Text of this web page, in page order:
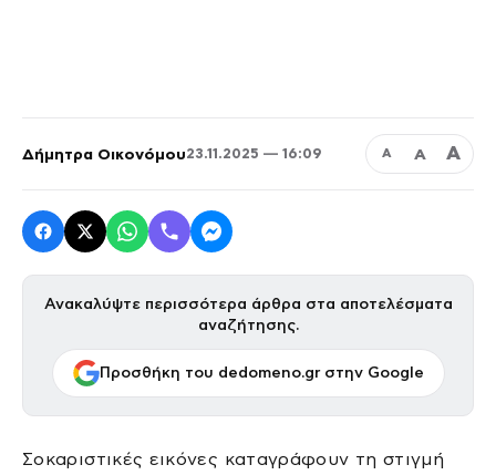
Δήμητρα Οικονόμου23.11.2025 — 16:09 Α Α Α
Ανακαλύψτε περισσότερα άρθρα στα αποτελέσματα
αναζήτησης.
Προσθήκη του dedomeno.gr στην Google
Σοκαριστικές εικόνες καταγράφουν τη στιγμή